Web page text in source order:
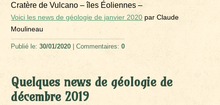
Cratère de Vulcano – îles Éoliennes –
Voici les news de géologie de janvier 2020 par Claude
Moulineau
Publié le:30/01/2020 | Commentaires:0
Quelques news de géologie de
décembre 2019